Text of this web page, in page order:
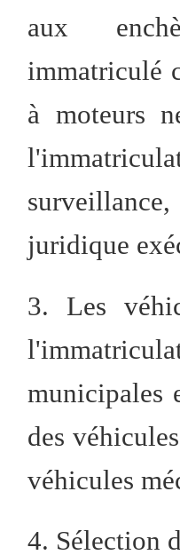
aux
immatriculé
à moteurs
juridique
3. Les
municipales
des
véhicules
4. Sélection